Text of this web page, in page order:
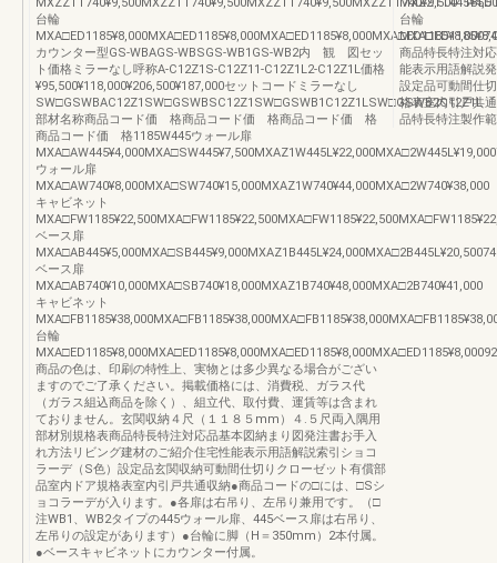
台輪
カウンター型GS-WBAGS-WBSGS-WB1GS-WB2内 観 図セッ
ト価格ミラーなし呼称A-C12Z1S-C12Z11-C12Z1L2-C12Z1L価格
¥95,500¥118,000¥206,500¥187,000セットコードミラーなし
SW□GSWBAC12Z1SW□GSWBSC12Z1SW□GSWB1C12Z1LSW□GSWB2C12Z1L
部材名称商品コード価 格商品コード価 格商品コード価 格
商品コード価 格1185W445ウォール扉
ウォール扉
MXA□AW740¥8,000MXA□SW740¥15,000MXAZ1W740¥44,000MXA□2W740¥38,000
キャビネット
ベース扉
ベース扉
MXA□AB740¥10,000MXA□SB740¥18,000MXAZ1B740¥48,000MXA□2B740¥41,000
キャビネット
台輪
商品の色は、印刷の特性上、実物とは多少異なる場合がござい
ますのでご了承ください。掲載価格には、消費税、ガラス代
（ガラス組込商品を除く）、組立代、取付費、運賃等は含まれ
ておりません。玄関収納４尺（１１８５mm）４.５尺両入隅用
部材別規格表商品特長特注対応品基本図納まり図発注書お手入
れ方法リビング建材のご紹介住宅性能表示用語解説索引ショコ
ラーデ（S色）設定品玄関収納可動間仕切りクローゼット有償部
品室内ドア規格表室内引戸共通収納●商品コードの□には、□Sシ
ョコラーデが入ります。●各扉は右吊り、左吊り兼用です。（□
注WB1、WB2タイプの445ウォール扉、445ベース扉は右吊り、
左吊りの設定があります）●台輪に脚（H＝350mm）2本付属。
●ベースキャビネットにカウンター付属。
台輪
商品特長特注対
能表示用語解説
設定品可動間仕
格表室内引戸共
品特長特注製作